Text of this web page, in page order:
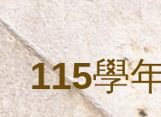
115學